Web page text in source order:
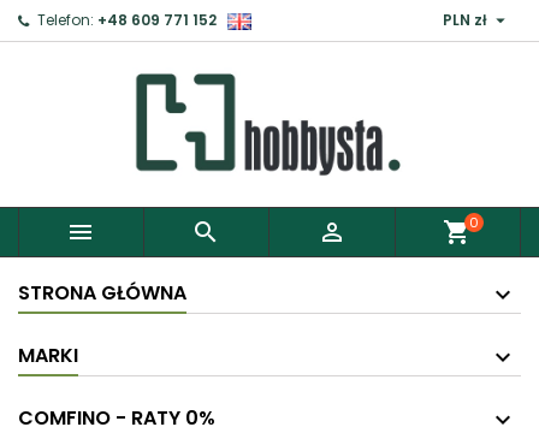
Telefon: +48 609 771 152 PLN zł 
   shopping_cart0
STRONA GŁÓWNA
MARKI
COMFINO - RATY 0%